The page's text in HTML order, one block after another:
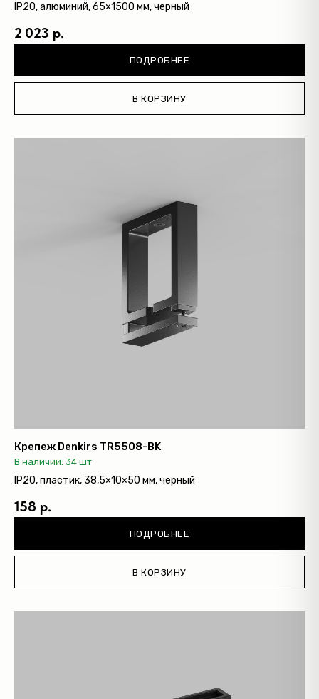
IP20, алюминий, 65×1500 мм, черный
2 023 р.
ПОДРОБНЕЕ
В КОРЗИНУ
Крепеж Denkirs TR5508-BK
В наличии: 34 шт
IP20, пластик, 38,5×10×50 мм, черный
158 р.
ПОДРОБНЕЕ
В КОРЗИНУ